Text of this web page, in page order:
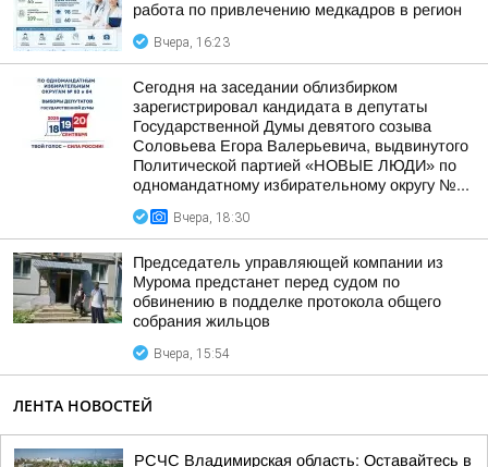
работа по привлечению медкадров в регион
Вчера, 16:23
Сегодня на заседании облизбирком
зарегистрировал кандидата в депутаты
Государственной Думы девятого созыва
Соловьева Егора Валерьевича, выдвинутого
Политической партией «НОВЫЕ ЛЮДИ» по
одномандатному избирательному округу №...
Вчера, 18:30
Председатель управляющей компании из
Мурома предстанет перед судом по
обвинению в подделке протокола общего
собрания жильцов
Вчера, 15:54
ЛЕНТА НОВОСТЕЙ
РСЧС Владимирская область: Оставайтесь в